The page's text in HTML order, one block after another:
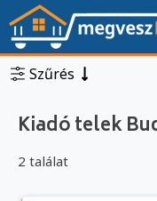
Szűrés
Kiadó telek
2 találat